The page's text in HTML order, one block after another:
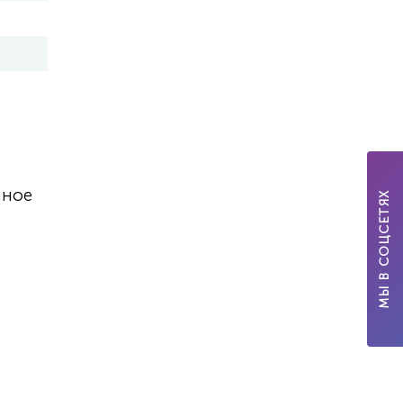
МЫ В СОЦСЕТЯХ